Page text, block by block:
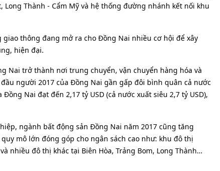
Long Thành - Cẩm Mỹ và hệ thống đường nhánh kết nối khu
thông đang mở ra cho Đồng Nai nhiều cơ hội để xây
hiện đại.
Nai trở thành nơi trung chuyển, vận chuyển hàng hóa và
người 2017 của Đồng Nai gần gấp đôi bình quân cả nước
Nai đạt đến 2,17 tỷ USD (cả nước xuất siêu 2,7 tỷ USD),
ngành bất động sản Đồng Nai năm 2017 cũng tăng
mô lớn đóng góp cho ngân sách cao như: khu đô thị
nhiều đô thị khác tại Biên Hòa, Trảng Bom, Long Thành…